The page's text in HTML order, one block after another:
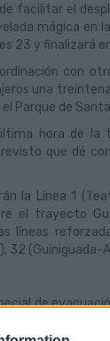
facilitar el
mágica en
23 y finalizará
con
una
Parque de
hora de
que dé
la Línea 1
el trayecto
líneas
(Guiniguada-
de
en la avenida